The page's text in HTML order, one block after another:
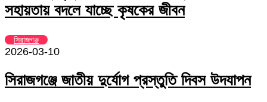
সহায়তায় বদলে যাচ্ছে কৃষকের জীবন
সিরাজগঞ্জ
2026-03-10
সিরাজগঞ্জে জাতীয় দুর্যোগ প্রস্তুতি দিবস উদযাপন